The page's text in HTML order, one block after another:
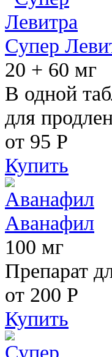
Супер
20 + 60 мг
В одной
для
от 95 Р
Купить
Аванафил
100 мг
Препарат
от 200 Р
Купить